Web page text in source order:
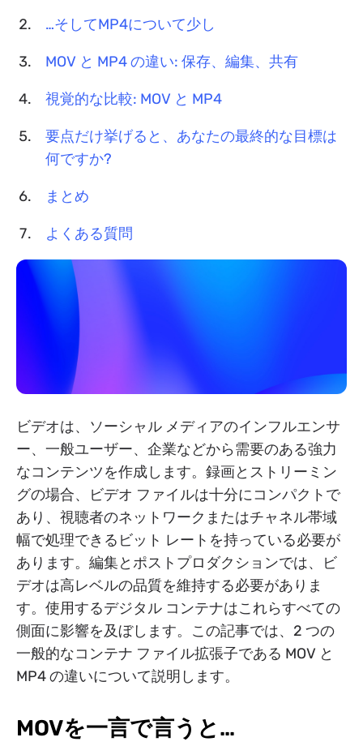
…そしてMP4について少し
MOV と MP4 の違い: 保存、編集、共有
視覚的な比較: MOV と MP4
要点だけ挙げると、あなたの最終的な目標は
何ですか?
まとめ
よくある質問
ビデオは、ソーシャル メディアのインフルエンサ
ー、一般ユーザー、企業などから需要のある強力
なコンテンツを作成します。録画とストリーミン
グの場合、ビデオ ファイルは十分にコンパクトで
あり、視聴者のネットワークまたはチャネル帯域
幅で処理できるビット レートを持っている必要が
あります。編集とポストプロダクションでは、ビ
デオは高レベルの品質を維持する必要がありま
す。使用するデジタル コンテナはこれらすべての
側面に影響を及ぼします。この記事では、2 つの
一般的なコンテナ ファイル拡張子である MOV と
MP4 の違いについて説明します。
MOVを一言で言うと…